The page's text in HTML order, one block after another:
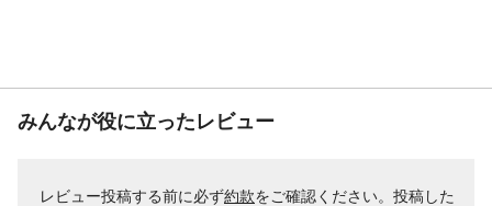
みんなが役に立ったレビュー
レビュー投稿する前に必ず約款をご確認ください。投稿した